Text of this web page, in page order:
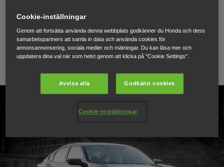
imponerande grill och nya 16- eller 17-tums
lättmetallfälgar är det en riktig skönhet ur alla vinklar.
Cookie-inställningar
Genom att fortsätta använda denna webbplats godkänner du Honda och dess
samarbetspartners att samla in data och använda cookies för
annonsannonsering, sociala medier och mätningar. Du kan läsa mer och
uppdatera dina val när som helst genom att klicka på "Cookie Settings".
Avvisa alla Godkänn cookies
Cookie-inställningar